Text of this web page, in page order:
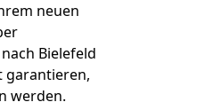
neuen
Bielefeld
garantieren,
werden.